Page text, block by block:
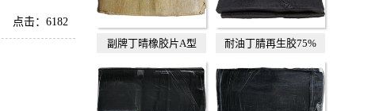
点击：6182
副牌丁晴橡胶片A型 耐油丁腈再生胶75%